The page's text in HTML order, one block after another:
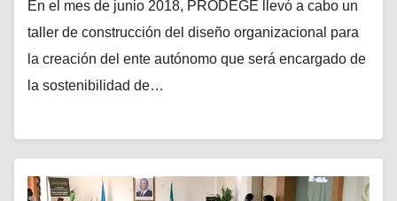
En el mes de junio 2018, PRODEGE llevó a cabo un
taller de construcción del diseño organizacional para
la creación del ente autónomo que será encargado de
la sostenibilidad de…